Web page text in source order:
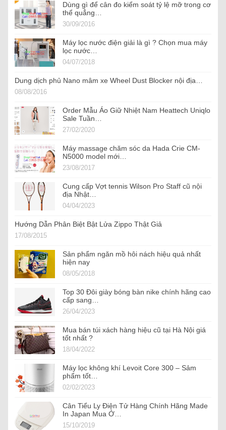
Dùng gì để cân đo kiểm soát tỷ lệ mỡ trong cơ
thể quẳng…
30/09/2016
Máy lọc nước điện giải là gì ? Chọn mua máy
lọc nước…
04/07/2018
Dung dịch phủ Nano mâm xe Wheel Dust Blocker nội địa…
08/08/2016
Order Mẫu Áo Giữ Nhiệt Nam Heattech Uniqlo
Sale Tuần…
27/02/2020
Máy massage chăm sóc da Hada Crie CM-
N5000 model mới…
23/08/2017
Cung cấp Vợt tennis Wilson Pro Staff cũ nội
địa Nhật…
04/04/2023
Hướng Dẫn Phân Biệt Bật Lửa Zippo Thật Giả
17/08/2015
Sản phẩm ngăn mồ hôi nách hiệu quả nhất
hiện nay
08/05/2018
Top 30 Đôi giày bóng bàn nike chính hãng cao
cấp sang…
26/04/2023
Mua bán túi xách hàng hiệu cũ tại Hà Nội giá
tốt nhất ?
18/04/2022
Máy lọc không khí Levoit Core 300 – Sảm
phẩm tốt…
02/02/2023
Cân Tiểu Ly Điện Tử Hàng Chính Hãng Made
In Japan Mua Ở…
15/10/2019